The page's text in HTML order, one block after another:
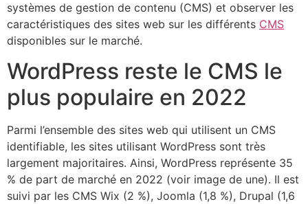
systèmes de gestion de contenu (CMS) et observer les
caractéristiques des sites web sur les différents CMS
disponibles sur le marché.
WordPress reste le CMS le
plus populaire en 2022
Parmi l’ensemble des sites web qui utilisent un CMS
identifiable, les sites utilisant WordPress sont très
largement majoritaires. Ainsi, WordPress représente 35
% de part de marché en 2022 (voir image de une). Il est
suivi par les CMS Wix (2 %), Joomla (1,8 %), Drupal (1,6